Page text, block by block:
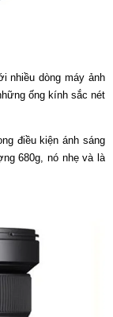
nhiều dòng máy ảnh
ống kính sắc nét
điều kiện ánh sáng
680g, nó nhẹ và là